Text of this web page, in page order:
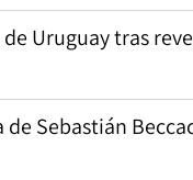
Uruguay tras
Sebastián